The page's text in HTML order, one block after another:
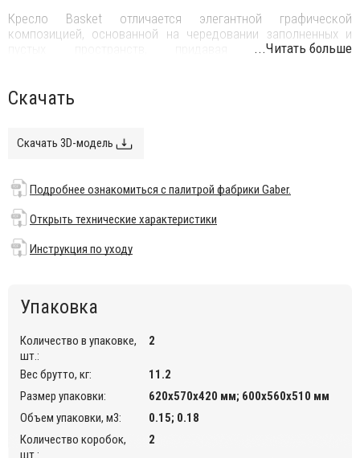
Кресло Basket отличается элегантной графической
композицией, основанной на чередовании заполненных и
пустых пространств, придавая ему сильную
Пластиковые кресла Basket вдохновлены традиционными
экстраполировал основные структурные линии для создания
нового декоративного объекта - удобный “контейнер для
среду, особенно из ритмичной игры, которая создает объем
от удаления его частей.
Кресла из пластика Basket прекрасно подойдут для
обстановки офисов и различных учреждений, а также
частного кабинета.
4-лучевое основание из окрашенного алюминия с
Механизм вращения.
Корпус выполнен из технополимера.
Модель предназначена для использования только в
помещении.
Возможные цвета указаны в палитре на сайте.
Подробнее ознакомиться с палитрой фабрики Gaber.
...Читать больше
Скачать
Скачать 3D-модель
Подробнее ознакомиться с палитрой фабрики Gaber.
Открыть технические характеристики
Инструкция по уходу
Упаковка
Количество в упаковке,
шт.:
2
Вес брутто, кг:
11.2
Размер упаковки:
620х570х420 мм; 600х560х510 мм
Объем упаковки, м3:
0.15; 0.18
Количество коробок,
шт.:
2